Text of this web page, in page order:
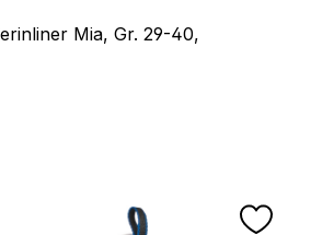
Mia, Gr. 29-40,